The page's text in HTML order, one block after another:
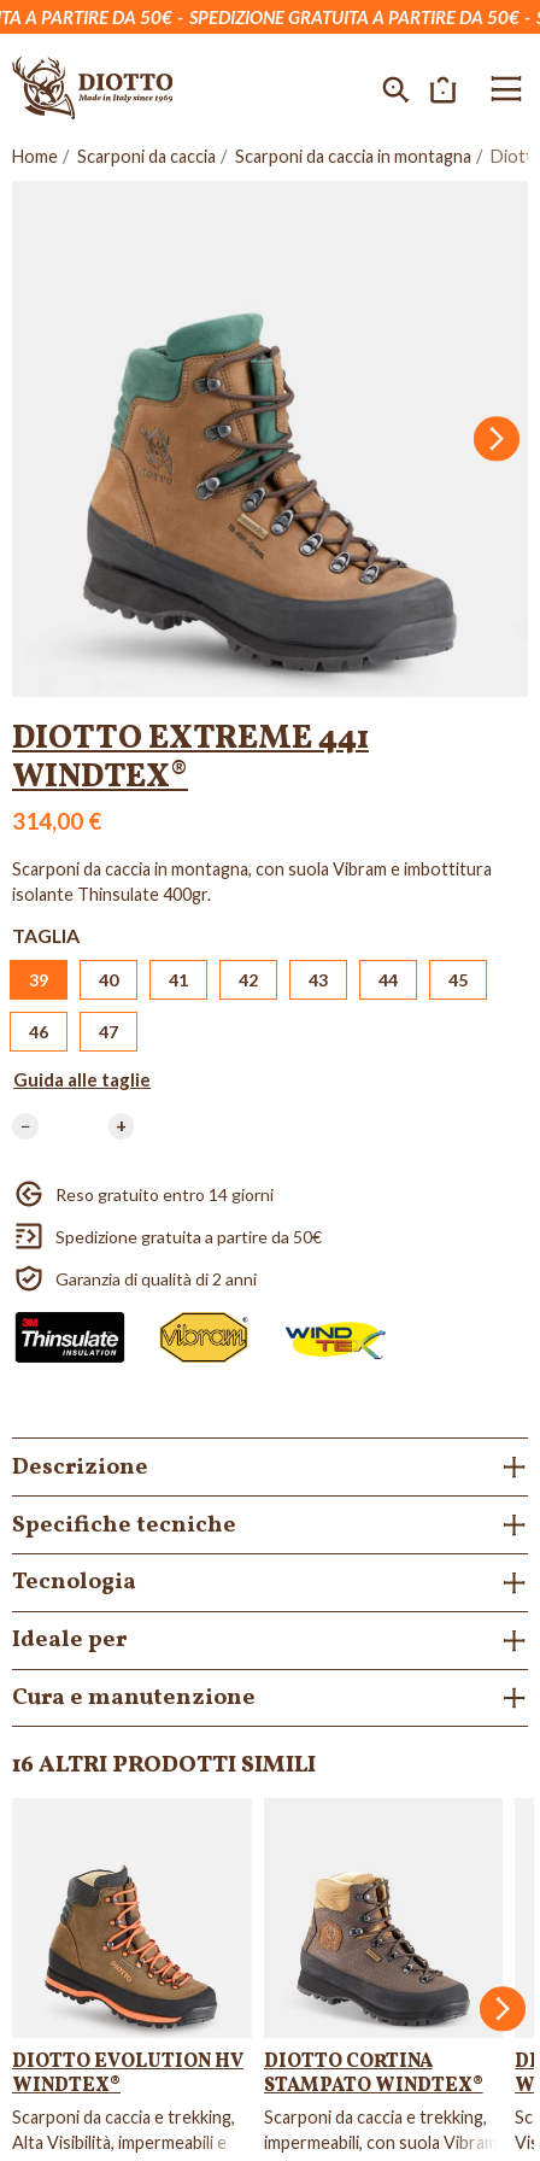
A PARTIRE DA 50€ SPEDIZIONE GRATUITA A PARTIRE DA 50€
Home Scarponi da caccia Scarponi da caccia in montagna
DIOTTO EXTREME 441
WINDTEX®
314,00 €
Scarponi da caccia in montagna, con suola Vibram e imbottitura
isolante Thinsulate 400gr.
TAGLIA
39 40 41 42 43 44 45
46 47
Guida alle taglie
− +
Reso gratuito entro 14 giorni
Spedizione gratuita a partire da 50€
Garanzia di qualità di 2 anni
Descrizione
Specifiche tecniche
Tecnologia
Ideale per
Cura e manutenzione
16 ALTRI PRODOTTI SIMILI
DIOTTO EVOLUTION HV
WINDTEX®
Scarponi da caccia e trekking,
Alta Visibilità, impermeabili e
DIOTTO CORTINA
STAMPATO WINDTEX®
Scarponi da caccia e trekking,
impermeabili, con suola Vibram.